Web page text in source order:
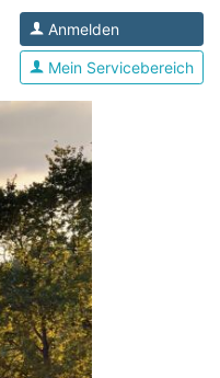
Anmelden
Mein Servicebereich